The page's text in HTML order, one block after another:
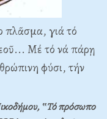
πλᾶσμα, γιά τό
Μέ τό νά πάρῃ
φύσι, τήν
‟Τό πρόσωπο